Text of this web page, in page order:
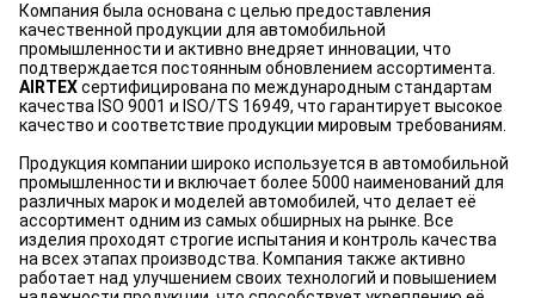
Компания была основана с целью предоставления
качественной продукции для автомобильной
промышленности и активно внедряет инновации, что
подтверждается постоянным обновлением ассортимента.
AIRTEXсертифицирована по международным стандартам
качества ISO 9001 и ISO/TS 16949, что гарантирует высокое
качество и соответствие продукции мировым требованиям.
Продукция компании широко используется в автомобильной
промышленности и включает более 5000 наименований для
различных марок и моделей автомобилей, что делает её
ассортимент одним из самых обширных на рынке. Все
изделия проходят строгие испытания и контроль качества
на всех этапах производства. Компания также активно
работает над улучшением своих технологий и повышением